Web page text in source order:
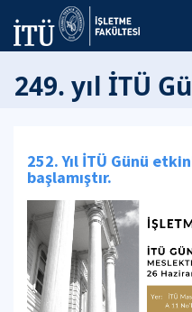
249. yıl İTÜ
252. Yıl İTÜ Günü
başlamıştır.